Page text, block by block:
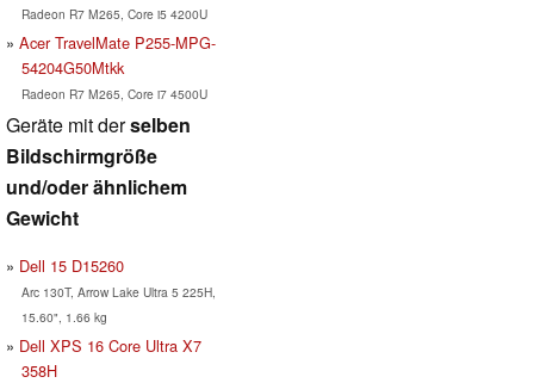
Radeon R7 M265, Core i5 4200U
Acer TravelMate P255-MPG-
54204G50Mtkk
Radeon R7 M265, Core i7 4500U
Geräte mit derselben
Bildschirmgröße
und/oder ähnlichem
Gewicht
Dell 15 D15260
Arc 130T, Arrow Lake Ultra 5 225H,
15.60", 1.66 kg
Dell XPS 16 Core Ultra X7
358H